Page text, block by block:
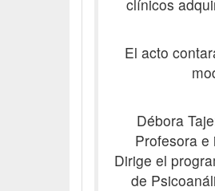
clínicos
El acto
Débora
Profesora
Dirige el
de